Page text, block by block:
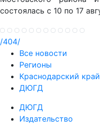
состоялась с 10 по 17
/404/
Все новости
Регионы
Краснодарский край
ДЮГД
ДЮГД
Издательство